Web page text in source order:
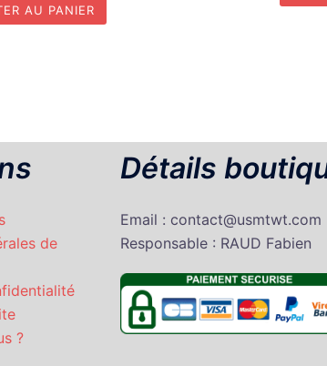
AU PANIER
de
?
Détails
Email : contact@usmtwt.com
Responsable : RAUD Fabien